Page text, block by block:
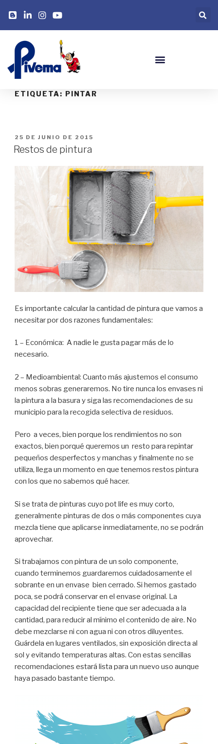
ETIQUETA: PINTAR
25 DE JUNIO DE 2015
Restos de pintura
Es importante calcular la cantidad de pintura que vamos a
necesitar por dos razones fundamentales:
1 – Económica: A nadie le gusta pagar más de lo
necesario.
2 – Medioambiental: Cuanto más ajustemos el consumo
menos sobras generaremos. No tire nunca los envases ni
la pintura a la basura y siga las recomendaciones de su
municipio para la recogida selectiva de residuos.
Pero a veces, bien porque los rendimientos no son
exactos, bien porqué queremos un resto para repintar
pequeños desperfectos y manchas y finalmente no se
utiliza, llega un momento en que tenemos restos pintura
con los que no sabemos qué hacer.
Si se trata de pinturas cuyo pot life es muy corto,
generalmente pinturas de dos o más componentes cuya
mezcla tiene que aplicarse inmediatamente, no se podrán
aprovechar.
Si trabajamos con pintura de un solo componente,
cuando terminemos guardaremos cuidadosamente el
sobrante en un envase bien cerrado. Si hemos gastado
poca, se podrá conservar en el envase original. La
capacidad del recipiente tiene que ser adecuada a la
cantidad, para reducir al mínimo el contenido de aire. No
debe mezclarse ni con agua ni con otros diluyentes.
Guárdela en lugares ventilados, sin exposición directa al
sol y evitando temperaturas altas. Con estas sencillas
recomendaciones estará lista para un nuevo uso aunque
haya pasado bastante tiempo.